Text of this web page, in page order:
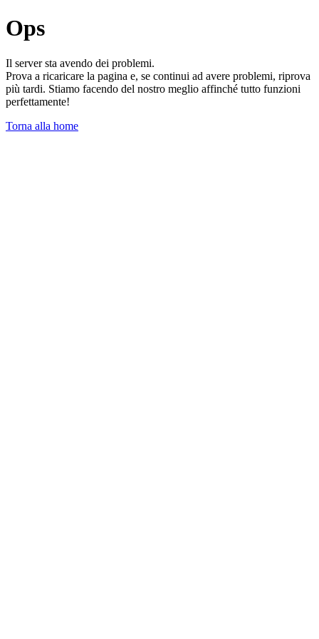
Ops
Il server sta avendo dei problemi.
Prova a ricaricare la pagina e, se continui ad avere problemi, riprova
più tardi. Stiamo facendo del nostro meglio affinché tutto funzioni
perfettamente!
Torna alla home